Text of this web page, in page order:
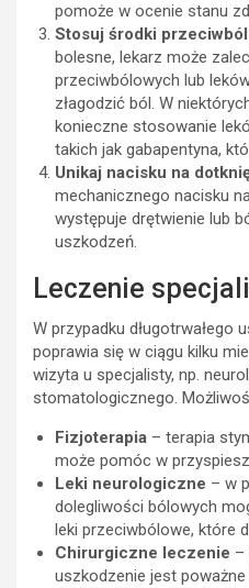
pomoże w ocenie stanu
Stosuj środki
bolesne, lekarz może
przeciwbólowych lub
złagodzić ból. W
konieczne stosowanie
takich jak gabapentyna,
Unikaj nacisku na
mechanicznego nacisku
występuje drętwienie lub
uszkodzeń.
Leczenie
W przypadku długotrwałego
poprawia się w ciągu kilku
wizyta u specjalisty, np.
stomatologicznego.
Fizjoterapia – terapia
może pomóc w
Leki neurologiczne – w
dolegliwości bólowych
leki przeciwbólowe, które
Chirurgiczne leczenie –
uszkodzenie jest poważne